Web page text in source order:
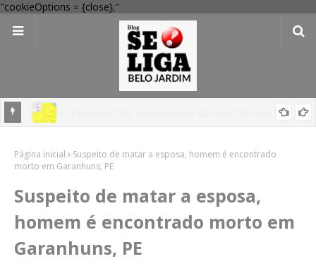
"cookieOptions = {close};"
alerta amarelo de vendaval
Página inicial
Suspeito de matar a esposa, homem é encontrado
morto em Garanhuns, PE
Suspeito de matar a esposa,
homem é encontrado morto em
Garanhuns, PE